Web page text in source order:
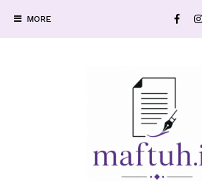
MORE